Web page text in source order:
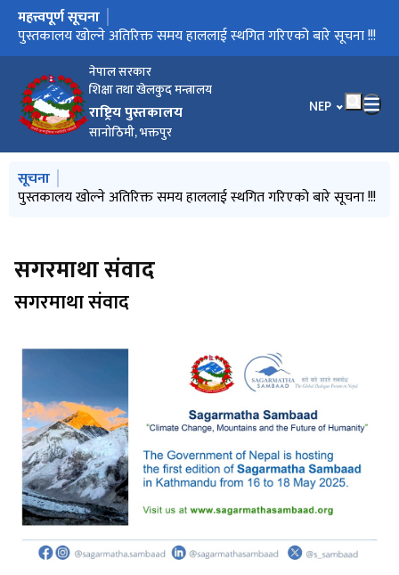
नेपाल सरकार
शिक्षा तथा खेलकुद मन्त्रालय
राष्ट्रिय पुस्तकालय
सानोठिमी, भक्तपुर
भाषा चयन गर्नुहोस्
NEP
मुख्य नेभिगेसनमा जानुहोस्
महत्त्वपूर्ण सूचना
पुस्तकालयको ६९ औँ वार्षिकोत्सव सम्पन्न
पुस्तकालय खोल्ने अतिरिक्त समय हाललाई स्थगित गरिएको बारे सूचना !!!
नेपाल राष्ट्रिय पुस्तकालयको ६८औँ वार्षिकोत्सव भव्य रूपमा सम्पन्न
अतिरिक्त समयमा कार्यालय खुल्ने सम्बन्धी सूचना ।
मुख्य नेभिगेसनमा जानुहोस्
सूचना
पुस्तकालय सरसफाइ, वृक्षारोपण तथा छलफल कार्यक्रम सम्पन्न
पुस्तकालय खोल्ने अतिरिक्त समय हाललाई स्थगित गरिएको बारे सूचना !!!
अतिरिक्त समयमा कार्यालय खुल्ने सम्बन्धी सूचना ।
सगरमाथा संवाद
सगरमाथा संवाद